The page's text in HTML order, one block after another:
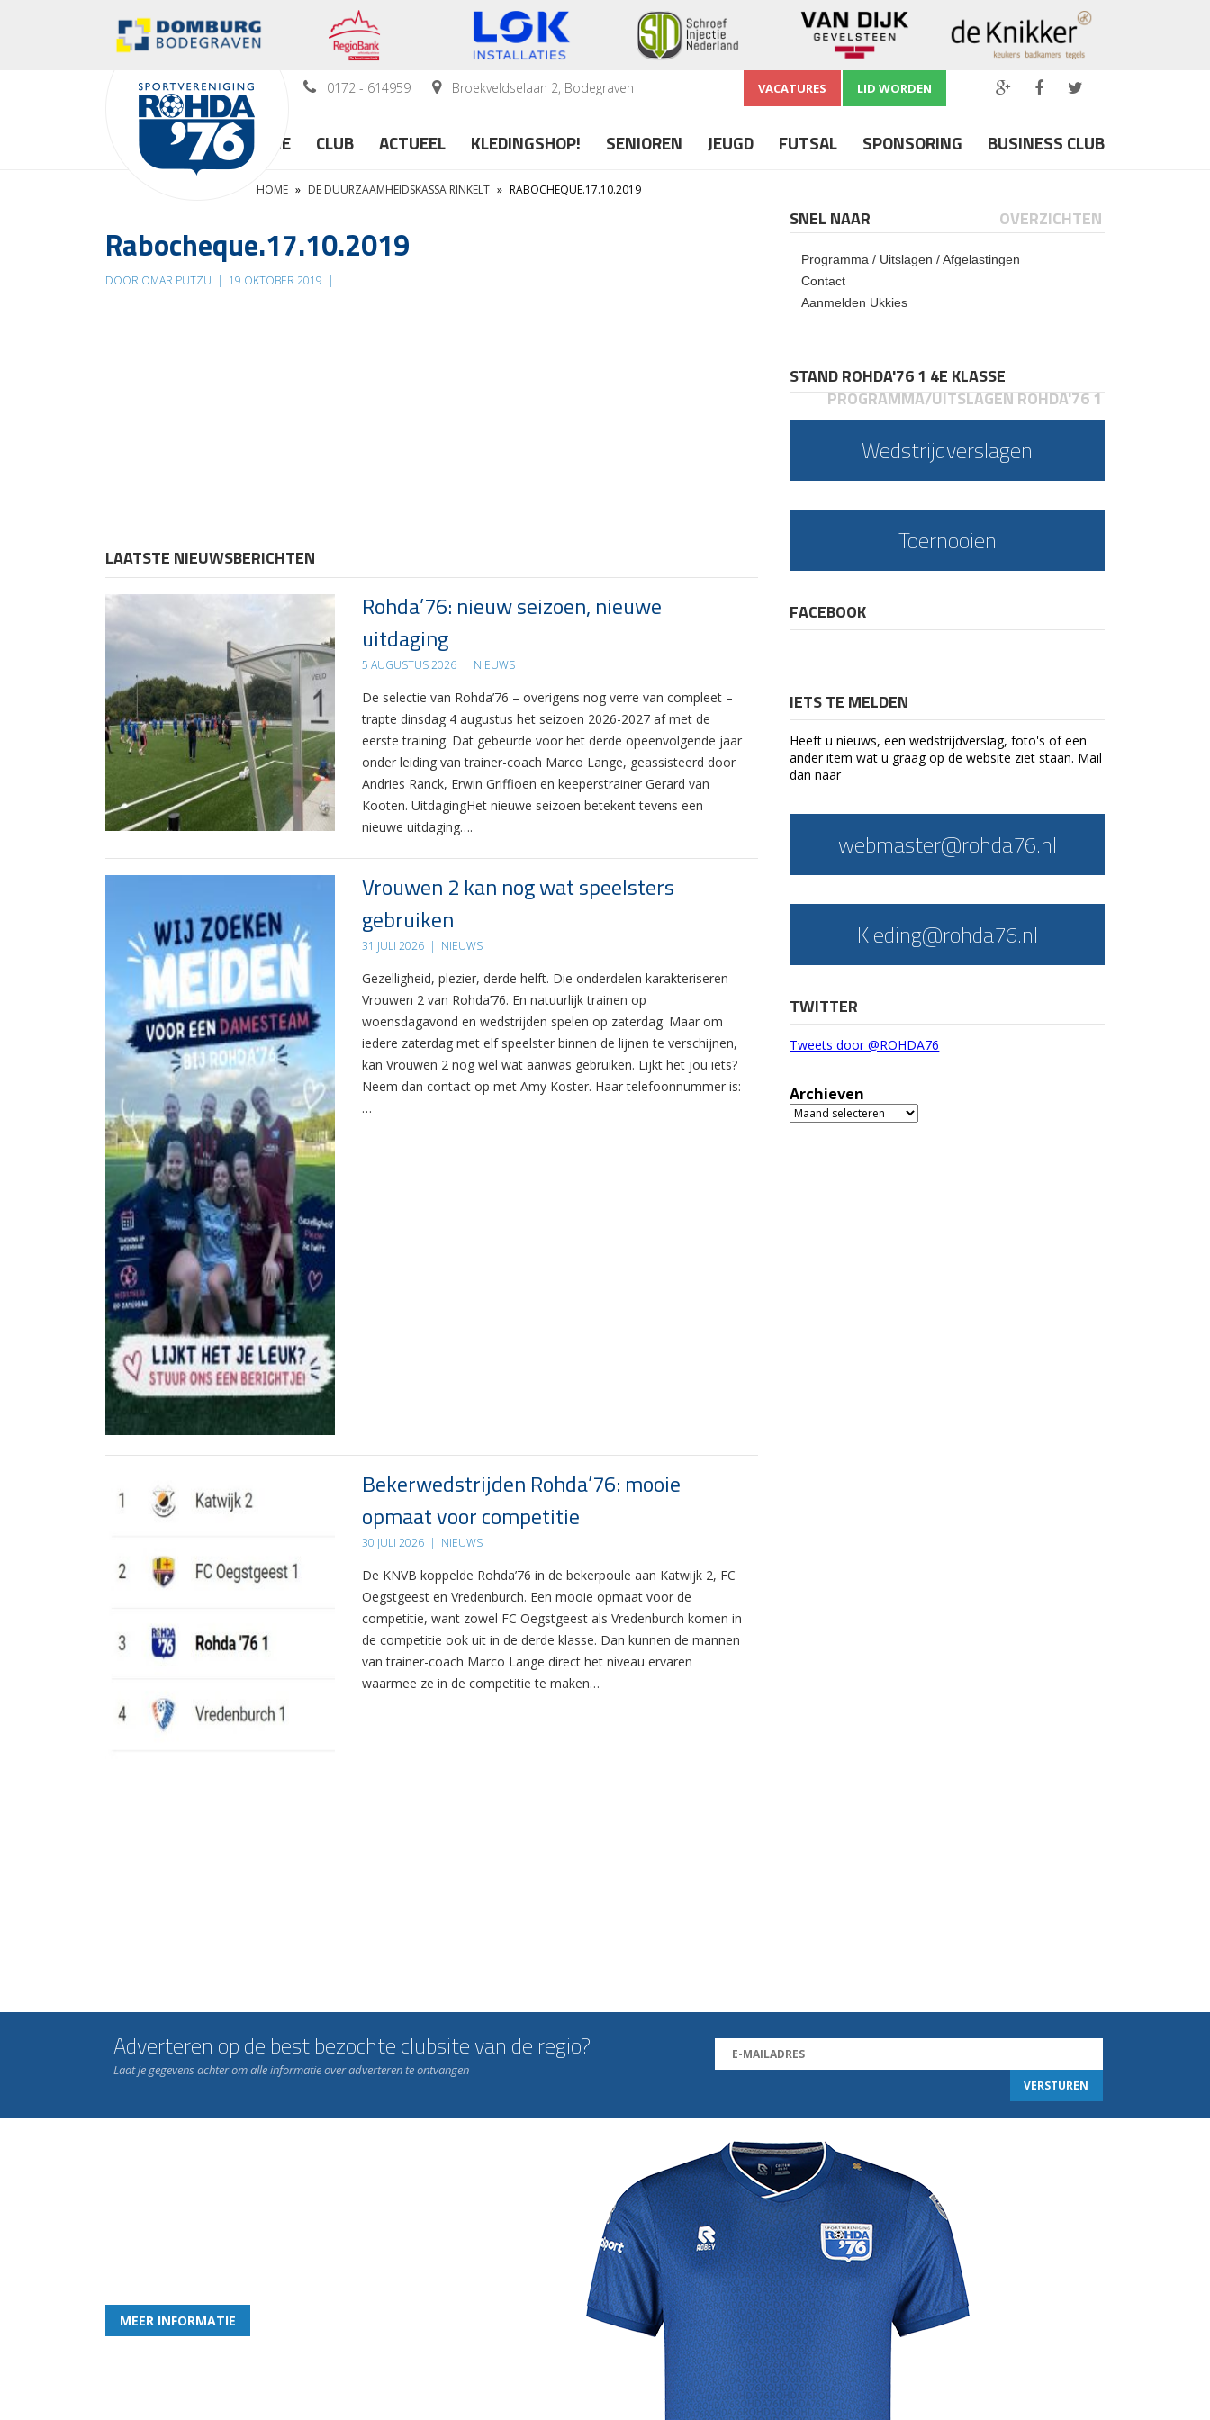
0172 - 614959 Broekveldselaan 2, Bodegraven VACATURES LID WORDEN
HOME CLUB ACTUEEL KLEDINGSHOP! SENIOREN JEUGD FUTSAL SPONSORING BUSINESS CLUB
HOME » DE DUURZAAMHEIDSKASSA RINKELT » RABOCHEQUE.17.10.2019
Rabocheque.17.10.2019
DOOR OMAR PUTZU | 19 OKTOBER 2019 |
LAATSTE NIEUWSBERICHTEN
Rohda’76: nieuw seizoen, nieuwe
uitdaging
5 AUGUSTUS 2026 | NIEUWS
De selectie van Rohda’76 – overigens nog verre van compleet –
trapte dinsdag 4 augustus het seizoen 2026-2027 af met de
eerste training. Dat gebeurde voor het derde opeenvolgende jaar
onder leiding van trainer-coach Marco Lange, geassisteerd door
Andries Ranck, Erwin Griffioen en keeperstrainer Gerard van
Kooten. UitdagingHet nieuwe seizoen betekent tevens een
nieuwe uitdaging….
Vrouwen 2 kan nog wat speelsters
gebruiken
31 JULI 2026 | NIEUWS
Gezelligheid, plezier, derde helft. Die onderdelen karakteriseren
Vrouwen 2 van Rohda’76. En natuurlijk trainen op
woensdagavond en wedstrijden spelen op zaterdag. Maar om
iedere zaterdag met elf speelster binnen de lijnen te verschijnen,
kan Vrouwen 2 nog wel wat aanwas gebruiken. Lijkt het jou iets?
Neem dan contact op met Amy Koster. Haar telefoonnummer is:
…
Bekerwedstrijden Rohda’76: mooie
opmaat voor competitie
30 JULI 2026 | NIEUWS
De KNVB koppelde Rohda’76 in de bekerpoule aan Katwijk 2, FC
Oegstgeest en Vredenburch. Een mooie opmaat voor de
competitie, want zowel FC Oegstgeest als Vredenburch komen in
de competitie ook uit in de derde klasse. Dan kunnen de mannen
van trainer-coach Marco Lange direct het niveau ervaren
waarmee ze in de competitie te maken…
SNEL NAAR OVERZICHTEN
Programma / Uitslagen / Afgelastingen
Contact
Aanmelden Ukkies
STAND ROHDA'76 1 4E KLASSE
PROGRAMMA/UITSLAGEN ROHDA'76 1
Wedstrijdverslagen
Toernooien
FACEBOOK
IETS TE MELDEN
Heeft u nieuws, een wedstrijdverslag, foto's of een
ander item wat u graag op de website ziet staan. Mail
dan naar
webmaster@rohda76.nl
Kleding@rohda76.nl
TWITTER
Tweets door @ROHDA76
Archieven
Archieven
Adverteren op de best bezochte clubsite van de regio?
Laat je gegevens achter om alle informatie over adverteren te ontvangen
MEER INFORMATIE